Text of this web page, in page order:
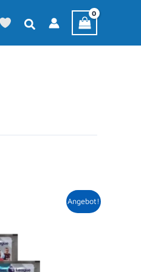
Angebot!
Ursprünglicher
Aktueller